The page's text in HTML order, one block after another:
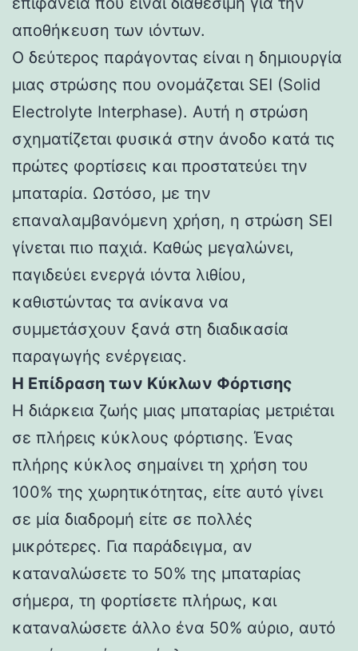
αποθήκευση των ιόντων.
Ο δεύτερος παράγοντας είναι η δημιουργία
μιας στρώσης που ονομάζεται SEI (Solid
Electrolyte Interphase). Αυτή η στρώση
σχηματίζεται φυσικά στην άνοδο κατά τις
πρώτες φορτίσεις και προστατεύει την
μπαταρία. Ωστόσο, με την
επαναλαμβανόμενη χρήση, η στρώση SEI
γίνεται πιο παχιά. Καθώς μεγαλώνει,
παγιδεύει ενεργά ιόντα λιθίου,
καθιστώντας τα ανίκανα να
συμμετάσχουν ξανά στη διαδικασία
παραγωγής ενέργειας.
Η Επίδραση των Κύκλων Φόρτισης
Η διάρκεια ζωής μιας μπαταρίας μετριέται
σε πλήρεις κύκλους φόρτισης. Ένας
πλήρης κύκλος σημαίνει τη χρήση του
100% της χωρητικότητας, είτε αυτό γίνει
σε μία διαδρομή είτε σε πολλές
μικρότερες. Για παράδειγμα, αν
καταναλώσετε το 50% της μπαταρίας
σήμερα, τη φορτίσετε πλήρως, και
καταναλώσετε άλλο ένα 50% αύριο, αυτό